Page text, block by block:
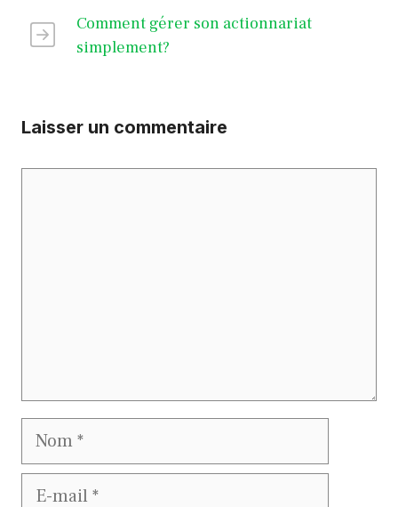
Comment gérer son actionnariat
simplement?
Laisser un commentaire
Nom
E-